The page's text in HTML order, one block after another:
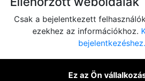
Csak a bejelentkezett
ezekhez az információkhoz.
bejelentkezéshez.
Ez az Ön